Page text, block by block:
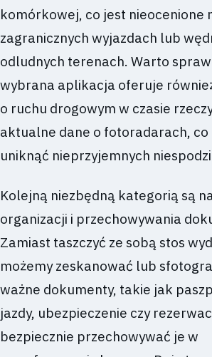
komórkowej, co jest nieocenione
zagranicznych wyjazdach lub
odludnych terenach. Warto
wybrana aplikacja oferuje
o ruchu drogowym w czasie
aktualne dane o fotoradarach, co
uniknąć nieprzyjemnych
Kolejną niezbędną kategorią są
organizacji i przechowywania
Zamiast taszczyć ze sobą stos
możemy zeskanować lub
ważne dokumenty, takie jak
jazdy, ubezpieczenie czy
bezpiecznie przechowywać je w